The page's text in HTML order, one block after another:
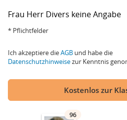
Frau Herr Divers keine Angabe
* Pflichtfelder
Ich akzeptiere dieAGB und habe die
Datenschutzhinweisezur Kenntnis
Kostenlos zur
96